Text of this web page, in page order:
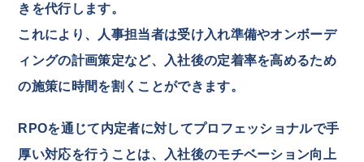
きを代行します。
これにより、人事担当者は受け入れ準備やオンボーデ
ィングの計画策定など、入社後の定着率を高めるため
の施策に時間を割くことができます。
RPOを通じて内定者に対してプロフェッショナルで手
厚い対応を行うことは、入社後のモチベーション向上